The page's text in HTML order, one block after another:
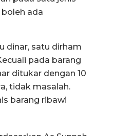
ada
dinar, satu dirham
pada barang
ditukar dengan 10
tidak masalah.
barang ribawi